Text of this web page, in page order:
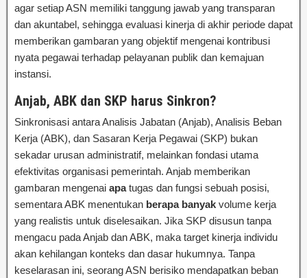
agar setiap ASN memiliki tanggung jawab yang transparan
dan akuntabel, sehingga evaluasi kinerja di akhir periode dapat
memberikan gambaran yang objektif mengenai kontribusi
nyata pegawai terhadap pelayanan publik dan kemajuan
instansi.
Anjab, ABK dan SKP harus Sinkron?
Sinkronisasi antara Analisis Jabatan (Anjab), Analisis Beban
Kerja (ABK), dan Sasaran Kerja Pegawai (SKP) bukan
sekadar urusan administratif, melainkan fondasi utama
efektivitas organisasi pemerintah. Anjab memberikan
gambaran mengenai apatugas dan fungsi sebuah posisi,
sementara ABK menentukan berapa banyak volume kerja
yang realistis untuk diselesaikan. Jika SKP disusun tanpa
mengacu pada Anjab dan ABK, maka target kinerja individu
akan kehilangan konteks dan dasar hukumnya. Tanpa
keselarasan ini, seorang ASN berisiko mendapatkan beban